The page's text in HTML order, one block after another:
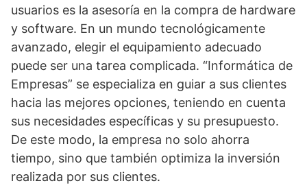
usuarios es la asesoría en la compra de hardware
y software. En un mundo tecnológicamente
avanzado, elegir el equipamiento adecuado
puede ser una tarea complicada. “Informática de
Empresas” se especializa en guiar a sus clientes
hacia las mejores opciones, teniendo en cuenta
sus necesidades específicas y su presupuesto.
De este modo, la empresa no solo ahorra
tiempo, sino que también optimiza la inversión
realizada por sus clientes.